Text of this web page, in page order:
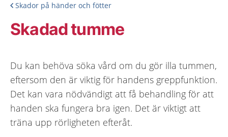
Skador på händer och fötter
Skadad tumme
Du kan behöva söka vård om du gör illa tummen,
eftersom den är viktig för handens greppfunktion.
Det kan vara nödvändigt att få behandling för att
handen ska fungera bra igen. Det är viktigt att
träna upp rörligheten efteråt.